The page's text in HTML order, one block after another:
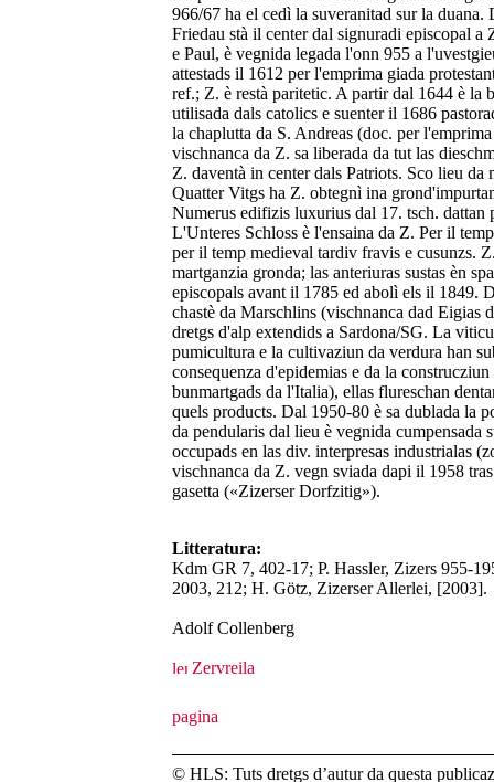
966/67 ha el cedì la suveranitad sur la
Friedau stà il center dal signuradi episcopal a
e Paul, è vegnida legada l'onn 955 a
attestads il 1612 per l'emprima giada
ref.; Z. è restà paritetic. A partir dal 1644 è la
utilisada dals catolics e suenter il 1686
la chaplutta da S. Andreas (doc. per
vischnanca da Z. sa liberada da tut las
Z. daventà in center dals Patriots. Sco lieu da
Quatter Vitgs ha Z. obtegnì ina
Numerus edifizis luxurius dal 17. tsch. dattan
L'Unteres Schloss è l'ensaina da Z. Per il
per il temp medieval tardiv fravis e cusunzs.
martganzia gronda; las anteriuras sustas èn
episcopals avant il 1785 ed abolì els il 1849.
chastè da Marschlins (vischnanca dad
dretgs d'alp extendids a Sardona/SG. La
pumicultura e la cultivaziun da verdura han
consequenza d'epidemias e da la
bunmartgads da l'Italia), ellas flureschan
quels products. Dal 1950-80 è sa dublada la
da pendularis dal lieu è vegnida cumpensada
occupads en las div. interpresas industrialas
vischnanca da Z. vegn sviada dapi il 1958
gasetta («Zizerser Dorfzitig»).
Litteratura:
Kdm GR 7, 402-17; P. Hassler, Zizers 955-
2003, 212; H. Götz, Zizerser Allerlei, [2003].
Adolf Collenberg
Zervreila
© HLS: Tuts dretgs d’autur da questa